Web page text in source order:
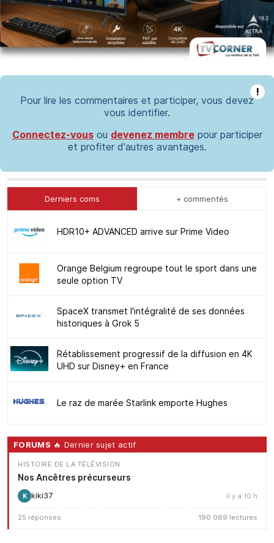
!
Pour lire les commentaires et participer, vous devez
vous identifier.
Connectez-vousou devenez membrepour participer
et profiter d'autres avantages.
Derniers coms + commentés
HDR10+ ADVANCED arrive sur Prime Video
Orange Belgium regroupe tout le sport dans une
seule option TV
SpaceX transmet l'intégralité de ses données
historiques à Grok 5
Rétablissement progressif de la diffusion en 4K
UHD sur Disney+ en France
Le raz de marée Starlink emporte Hughes
FORUMS 🔥 Dernier sujet actif
HISTOIRE DE LA TÉLÉVISION
Nos Ancêtres précurseurs
K kiki37 il y a 10 h
25 réponses 190 069 lectures